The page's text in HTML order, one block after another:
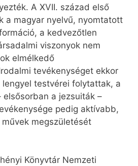
A XVII. század első
a magyar nyelvű, nyomtatott
a kedvezőtlen
viszonyok nem
elmélkedő
tevékenységet ekkor
testvérei folytattak, a
elsősorban a jezsuiták –
pedig aktívabb,
megszületését
Könyvtár Nemzeti